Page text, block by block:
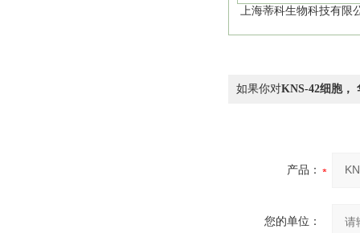
上海蒂科生物科技有限
如果你对KNS-42细胞，
产品：
您的单位：